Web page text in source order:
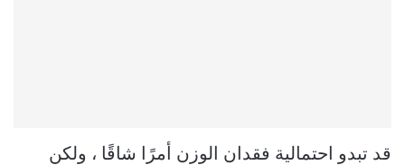
قد تبدو احتمالية فقدان الوزن أمرًا شاقًا ، ولكن